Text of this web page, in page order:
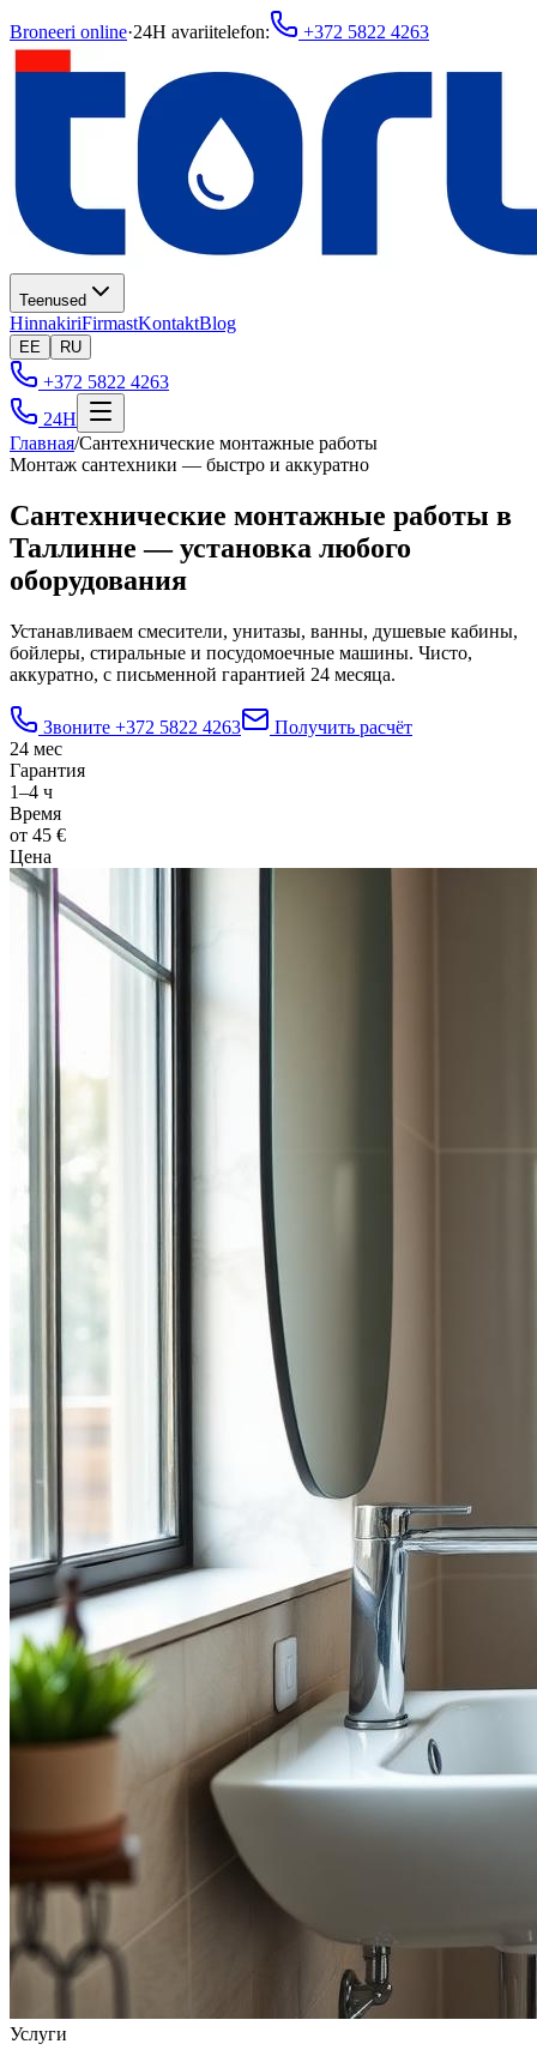
Broneeri online·24H avariitelefon: +372 5822 4263
Teenused
HinnakiriFirmastKontaktBlog
EE RU
+372 5822 4263
24H
Главная/Сантехнические монтажные работы
Монтаж сантехники — быстро и аккуратно
Сантехнические монтажные работы в
Таллинне — установка любого
оборудования
Устанавливаем смесители, унитазы, ванны, душевые кабины,
бойлеры, стиральные и посудомоечные машины. Чисто,
аккуратно, с письменной гарантией 24 месяца.
Звоните +372 5822 4263
Получить расчёт
24 мес
Гарантия
1–4 ч
Время
от 45 €
Цена
Услуги